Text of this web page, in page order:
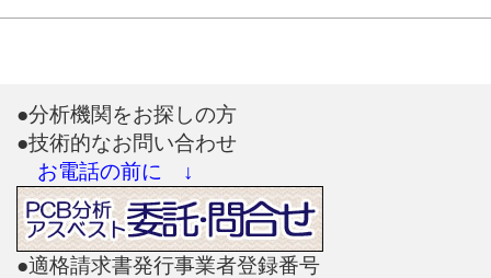
●分析機関をお探しの方
●技術的なお問い合わせ
お電話の前に ↓
●適格請求書発行事業者登録番号